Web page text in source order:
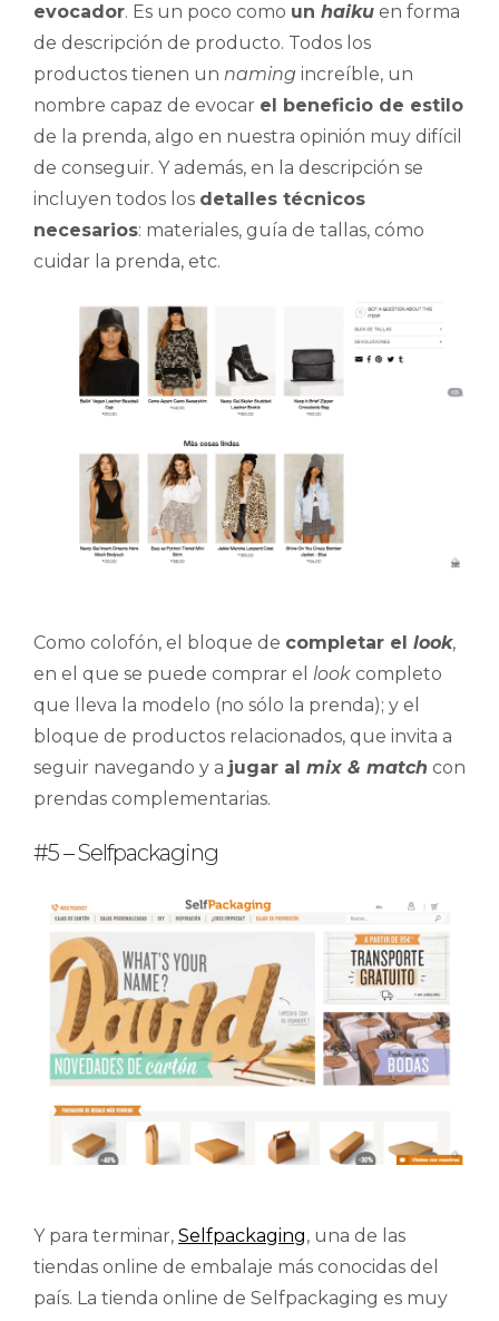
evocador. Es un poco como un haiku en forma
de descripción de producto. Todos los
productos tienen un naming increíble, un
nombre capaz de evocar el beneficio de estilo
de la prenda, algo en nuestra opinión muy difícil
de conseguir. Y además, en la descripción se
incluyen todos los detalles técnicos
necesarios: materiales, guía de tallas, cómo
cuidar la prenda, etc.
Como colofón, el bloque de completar el look,
en el que se puede comprar el look completo
que lleva la modelo (no sólo la prenda); y el
bloque de productos relacionados, que invita a
seguir navegando y a jugar al mix & match con
prendas complementarias.
#5 – Selfpackaging
Y para terminar, Selfpackaging, una de las
tiendas online de embalaje más conocidas del
país. La tienda online de Selfpackaging es muy